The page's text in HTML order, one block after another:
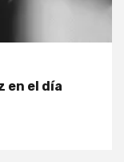
en el día